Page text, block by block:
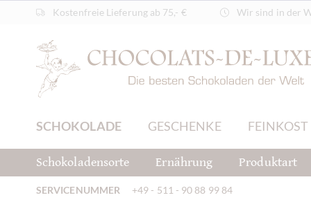
Kostenfreie Lieferung ab 75,- € Wir sind in der
SCHOKOLADE GESCHENKE FEINKOST
Schokoladensorte Ernährung Produktart
SERVICENUMMER +49 - 511 - 90 88 99 84